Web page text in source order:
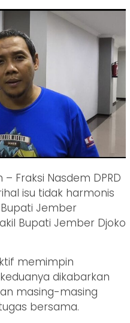
Fraksi Nasdem DPRD
isu tidak harmonis
Jember
Bupati Jember Djoko
memimpin
dikabarkan
masing-masing
bersama.